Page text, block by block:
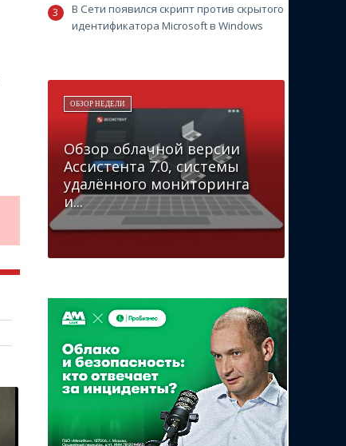
В Сети появился скрипт против скрытого
идентификатора Microsoft в Windows
ОБЗОР НЕДЕЛИ
Обзор облачной версии
Ассистента 7.0, системы
удалённого мониторинга
и...